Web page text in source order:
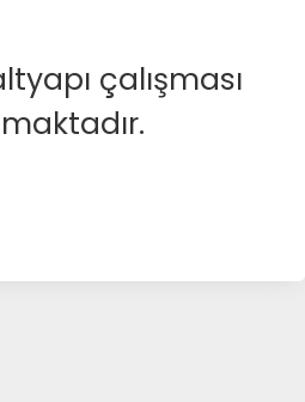
çalışması